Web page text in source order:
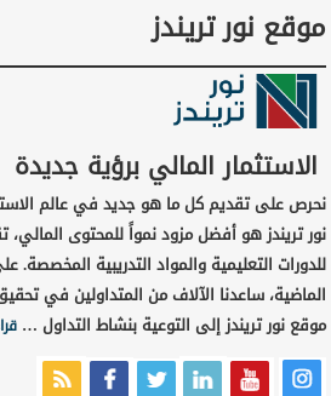
موقع نور تريندز
الاستثمار المالي برؤية جديدة
نحرص على تقديم كل ما هو جديد في عالم
نور تريندز هو أفضل مزود نمواً للمحتوى
للدورات التعليمية والمواد التدريبية
الماضية، ساعدنا الآلاف من المتداولين في
موقع نور تريندز إلى التوعية بنشاط التداول …